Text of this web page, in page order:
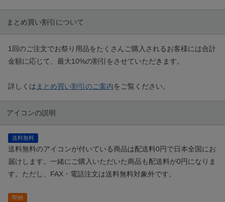
まとめ買い割引について
1回のご注文でお祭り用品をたくさんご購入されるお客様には合計
金額に応じて、最大10%の割引をさせていただきます。
詳しくは まとめ買い割引のご案内をご覧ください。
アイコンの説明
送料無料
送料無料のアイコンが付いている商品は配送料0円で日本全国にお
届けします。一緒にご購入いただいた商品も配送料が0円になりま
す。ただし、FAX・電話注文は送料無料対象外です。
即納